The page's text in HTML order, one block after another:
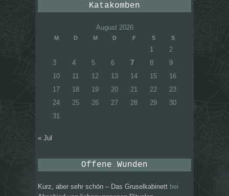
Katakomben
August 2026
M D M D F S S
1
2
3
4 5 6 7 8
9
10
11 12 13 14 15
16
17
18 19 20 21 22
23
24
25 26 27 28 29
30
31
« Jul
Offene Wunden
Kurz, aber sehr schön – Das Gruselkabinett bei